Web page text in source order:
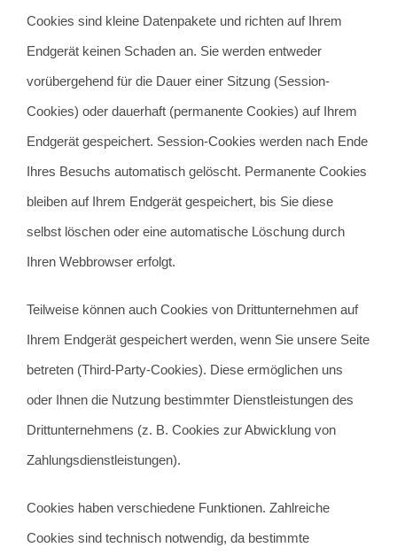
Cookies sind kleine Datenpakete und richten auf Ihrem
Endgerät keinen Schaden an. Sie werden entweder
vorübergehend für die Dauer einer Sitzung (Session-
Cookies) oder dauerhaft (permanente Cookies) auf Ihrem
Endgerät gespeichert. Session-Cookies werden nach Ende
Ihres Besuchs automatisch gelöscht. Permanente Cookies
bleiben auf Ihrem Endgerät gespeichert, bis Sie diese
selbst löschen oder eine automatische Löschung durch
Ihren Webbrowser erfolgt.
Teilweise können auch Cookies von Drittunternehmen auf
Ihrem Endgerät gespeichert werden, wenn Sie unsere Seite
betreten (Third-Party-Cookies). Diese ermöglichen uns
oder Ihnen die Nutzung bestimmter Dienstleistungen des
Drittunternehmens (z. B. Cookies zur Abwicklung von
Zahlungsdienstleistungen).
Cookies haben verschiedene Funktionen. Zahlreiche
Cookies sind technisch notwendig, da bestimmte